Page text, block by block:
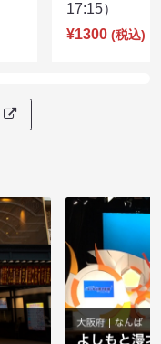
17:15）
¥1300 (税込)